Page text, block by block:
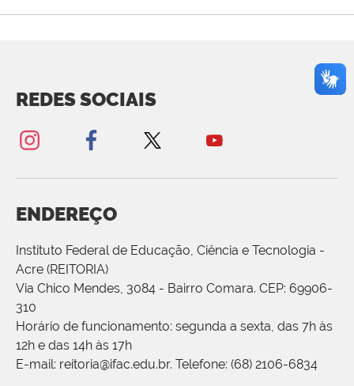
REDES SOCIAIS
ENDEREÇO
Instituto Federal de Educação, Ciência e Tecnologia -
Acre (REITORIA)
Via Chico Mendes, 3084 - Bairro Comara. CEP: 69906-
310
Horário de funcionamento: segunda a sexta, das 7h às
12h e das 14h às 17h
E-mail: reitoria@ifac.edu.br. Telefone: (68) 2106-6834